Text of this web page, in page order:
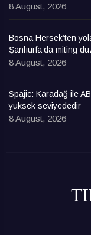
8 August, 2026
Bosna Hersek’ten
Şanlıurfa’da miting
8 August, 2026
Spajic: Karadağ ile
yüksek seviyededir
8 August, 2026